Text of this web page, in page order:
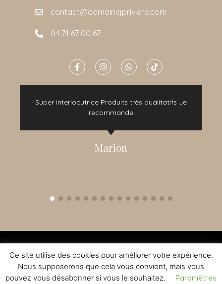
contact@domainejpriviere.com
04 74 67 00 67
Super interlocutrice Produits très qualitatifs Je
recommande
Marion
CGV-MENTIONS LÉGALES
L'ABUS D'ALCOOL EST DANGEREUX A LA SANTE - A CONSOMMER AVEC
MODERATION
Ce site utilise des cookies pour améliorer votre expérience.
Nous supposerons que cela vous convient, mais vous
pouvez vous désabonner si vous le souhaitez.
Paramètres